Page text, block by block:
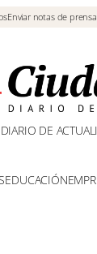
Enviar notas de prensa
DE
EDUCACIÓN